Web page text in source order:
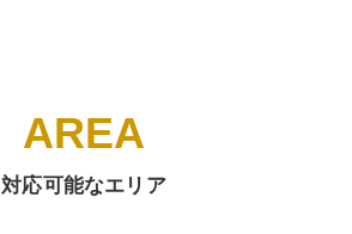
AREA
対応可能なエリア